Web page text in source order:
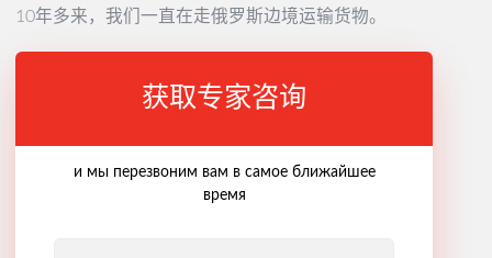
10年多来，我们一直在走俄罗斯边境运输货物。
获取专家咨询
и мы перезвоним вам в самое ближайшее
время